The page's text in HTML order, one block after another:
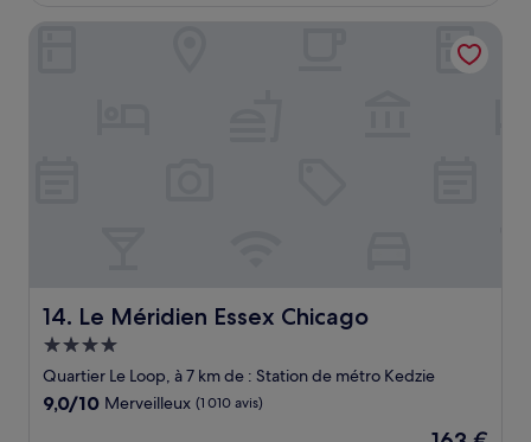
de
244 €
14. Le Méridien Essex Chicago
Le Méridien Essex Chicago
Hébergement
4.0 étoiles
Quartier Le Loop, à 7 km de : Station de métro Kedzie
9.0
9,0/10 Merveilleux (1 010 avis)
Le